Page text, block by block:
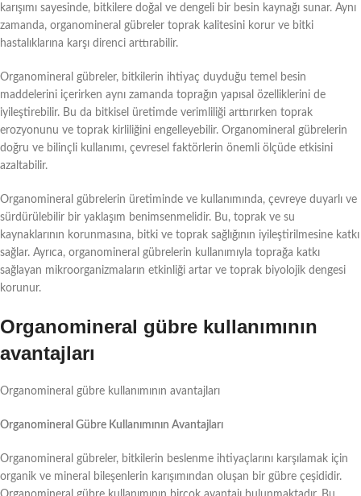
karışımı sayesinde, bitkilere doğal ve dengeli bir besin kaynağı sunar. Aynı
zamanda, organomineral gübreler toprak kalitesini korur ve bitki
hastalıklarına karşı direnci arttırabilir.
Organomineral gübreler, bitkilerin ihtiyaç duyduğu temel besin
maddelerini içerirken aynı zamanda toprağın yapısal özelliklerini de
iyileştirebilir. Bu da bitkisel üretimde verimliliği arttırırken toprak
erozyonunu ve toprak kirliliğini engelleyebilir. Organomineral gübrelerin
doğru ve bilinçli kullanımı, çevresel faktörlerin önemli ölçüde etkisini
azaltabilir.
Organomineral gübrelerin üretiminde ve kullanımında, çevreye duyarlı ve
sürdürülebilir bir yaklaşım benimsenmelidir. Bu, toprak ve su
kaynaklarının korunmasına, bitki ve toprak sağlığının iyileştirilmesine katkı
sağlar. Ayrıca, organomineral gübrelerin kullanımıyla toprağa katkı
sağlayan mikroorganizmaların etkinliği artar ve toprak biyolojik dengesi
korunur.
Organomineral gübre kullanımının
avantajları
Organomineral gübre kullanımının avantajları
Organomineral Gübre Kullanımının Avantajları
Organomineral gübreler, bitkilerin beslenme ihtiyaçlarını karşılamak için
organik ve mineral bileşenlerin karışımından oluşan bir gübre çeşididir.